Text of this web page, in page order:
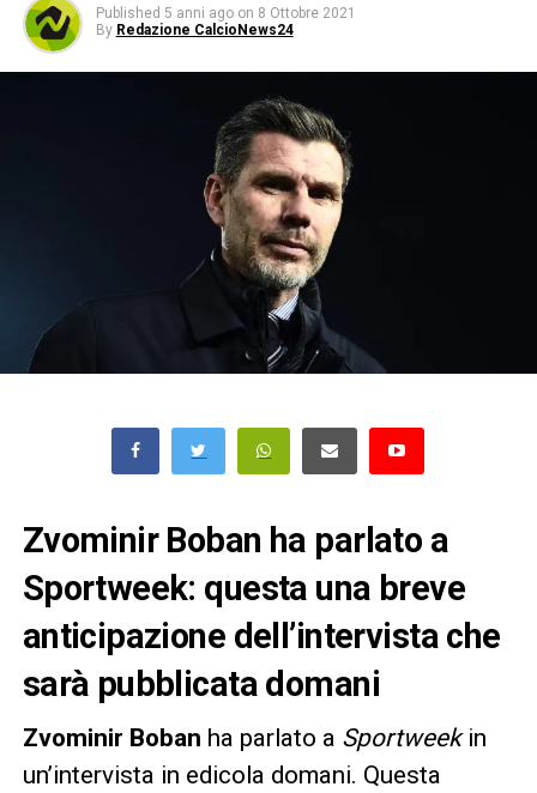
Published 5 anni ago on 8 Ottobre 2021
By Redazione CalcioNews24
Zvominir Boban ha parlato a
Sportweek: questa una breve
anticipazione dell’intervista che
sarà pubblicata domani
Zvominir Boban ha parlato a Sportweekin
un’intervista in edicola domani. Questa